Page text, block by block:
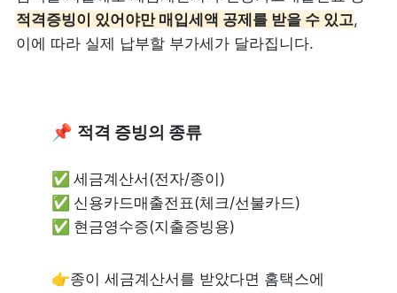
적격증빙이 있어야만 매입세액 공제를 받을 수 있고,
이에 따라 실제 납부할 부가세가 달라집니다.
📌 적격 증빙의 종류
✅
✅
✅ 현금영수증(지출증빙용)
👉종이 세금계산서를 받았다면 홈택스에